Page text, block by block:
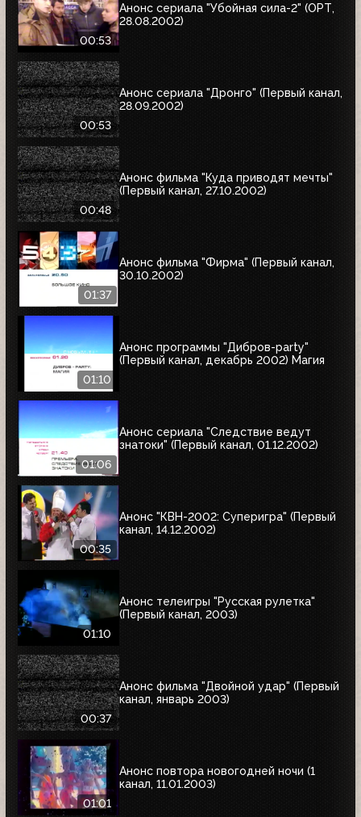
00:53
Анонс сериала "Убойная сила-2" (ОРТ,
28.08.2002)
00:53
Анонс сериала "Дронго" (Первый канал,
28.09.2002)
00:48
Анонс фильма "Куда приводят мечты"
(Первый канал, 27.10.2002)
01:37
Анонс фильма "Фирма" (Первый канал,
30.10.2002)
01:10
Анонс программы "Дибров-party"
(Первый канал, декабрь 2002) Магия
01:06
Анонс сериала "Следствие ведут
знатоки" (Первый канал, 01.12.2002)
00:35
Анонс "КВН-2002: Суперигра" (Первый
канал, 14.12.2002)
01:10
Анонс телеигры "Русская рулетка"
(Первый канал, 2003)
00:37
Анонс фильма "Двойной удар" (Первый
канал, январь 2003)
01:01
Анонс повтора новогодней ночи (1
канал, 11.01.2003)